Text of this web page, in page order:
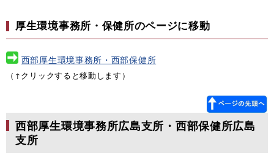
厚生環境事務所・保健所のページに移動
西部厚生環境事務所・西部保健所
（↑クリックすると移動します）
西部厚生環境事務所広島支所・西部保健所広島
支所